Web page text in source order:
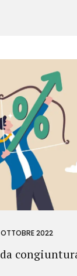
OTTOBRE 2022